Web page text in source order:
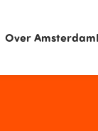
Over